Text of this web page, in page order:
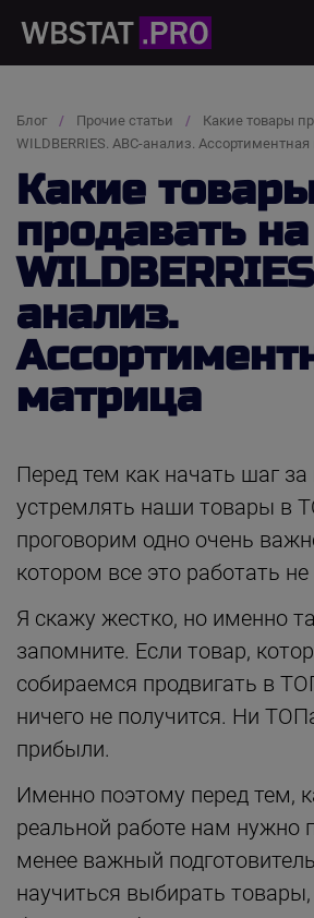
Блог Прочие статьи
Какие товары
WILDBERRIES. АВС-анализ.
Какие
продавать на
анализ.
матрица
Перед тем как начать шаг
устремлять наши товары в
проговорим одно очень
котором все это работать не
Я скажу жестко, но именно
запомните. Если товар,
собираемся продвигать в
ничего не получится. Ни
прибыли.
Именно поэтому перед тем,
реальной работе нам нужно
менее важный
научиться выбирать